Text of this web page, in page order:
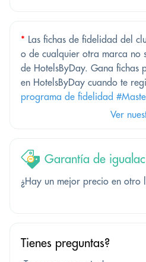
* Las fichas de fidelidad del
o de cualquier otra marca no
de HotelsByDay. Gana fichas
en HotelsByDay cuando te
programa de fidelidad
Ver
Garantía de
¿Hay un mejor precio en otro
Tienes preguntas?